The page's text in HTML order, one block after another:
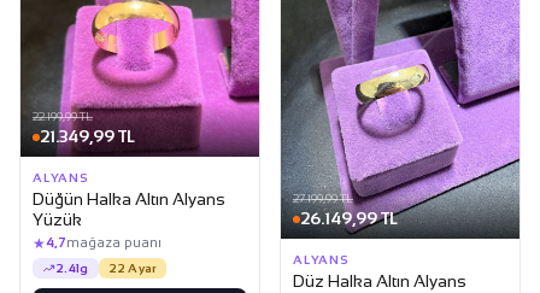
22.199,99 TL
21.349,99 TL
ALYANS
Düğün Halka Altın Alyans
Yüzük
★4,7mağaza puanı
2.41g 22 Ayar
27.199,99 TL
26.149,99 TL
ALYANS
Düz Halka Altın Alyans